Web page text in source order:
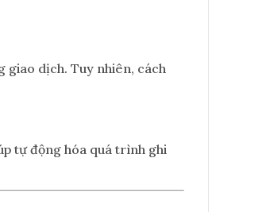
giao dịch. Tuy nhiên, cách
tự động hóa quá trình ghi